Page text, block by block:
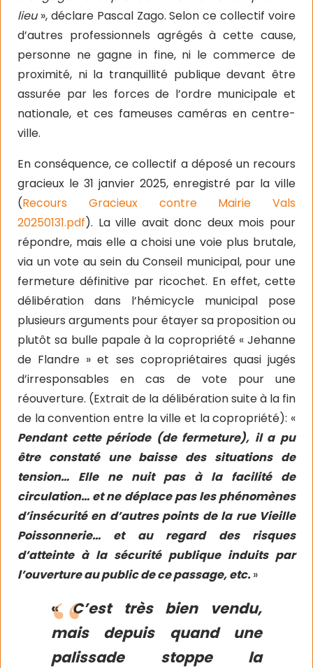
lieu», déclare Pascal Zago. Selon ce collectif voire
d’autres professionnels agrégés à cette cause,
personne ne gagne in fine, ni le commerce de
proximité, ni la tranquillité publique devant être
assurée par les forces de l’ordre municipale et
nationale, et ces fameuses caméras en centre-
ville.
En conséquence, ce collectif a déposé un recours
gracieux le 31 janvier 2025, enregistré par la ville
(Recours Gracieux contre Mairie Vals
20250131.pdf). La ville avait donc deux mois pour
répondre, mais elle a choisi une voie plus brutale,
via un vote au sein du Conseil municipal, pour une
fermeture définitive par ricochet. En effet, cette
délibération dans l’hémicycle municipal pose
plusieurs arguments pour étayer sa proposition ou
plutôt sa bulle papale à la copropriété « Jehanne
de Flandre » et ses copropriétaires quasi jugés
d’irresponsables en cas de vote pour une
réouverture. (Extrait de la délibération suite à la fin
de la convention entre la ville et la copropriété): «
Pendant cette période (de fermeture), il a pu
être constaté une baisse des situations de
tension… Elle ne nuit pas à la facilité de
circulation… et ne déplace pas les phénomènes
d’insécurité en d’autres points de la rue Vieille
Poissonnerie… et au regard des risques
d’atteinte à la sécurité publique induits par
l’ouverture au public de ce passage, etc.»
«C’est très bien vendu,
mais depuis quand une
palissade stoppe la